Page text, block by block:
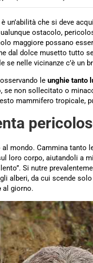
è un’abilità che si deve
ostacolo,
maggiore possano
dal dolce musetto tutto
se nelle vicinanze c’è un
le unghie tanto
se non sollecitato o
mammifero tropicale,
mondo. Cammina tanto
loro corpo, aiutandoli a
Si nutre
alberi, da cui scende
al giorno.